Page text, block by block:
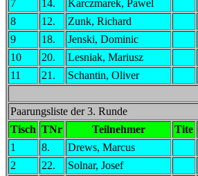
7
14. Karczmarek, Pawel
8
12. Zunk, Richard
9
18. Jenski, Dominic
10
20. Lesniak, Mariusz
11
21. Schantin, Oliver
Paarungsliste der 3. Runde
Tisch TNr Teilnehmer Tite
1
8. Drews, Marcus
2
22. Solnar, Josef